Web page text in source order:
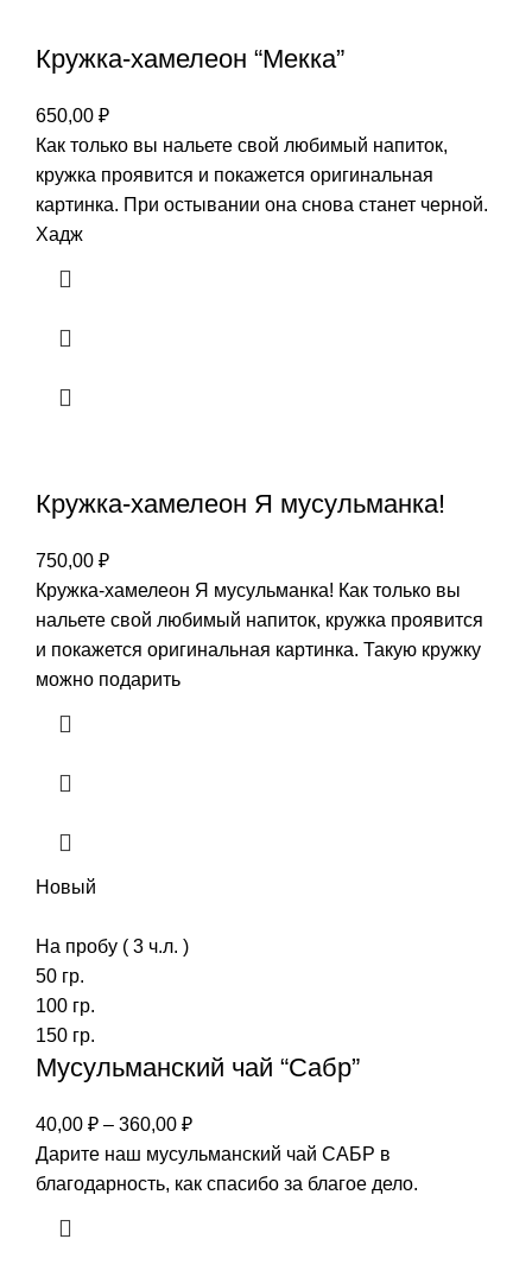
Кружка-хамелеон “Мекка”
650,00 ₽
Как только вы нальете свой любимый напиток,
кружка проявится и покажется оригинальная
картинка. При остывании она снова станет черной.
Хадж
Кружка-хамелеон Я мусульманка!
750,00 ₽
Кружка-хамелеон Я мусульманка! Как только вы
нальете свой любимый напиток, кружка проявится
и покажется оригинальная картинка. Такую кружку
можно подарить
Новый
На пробу ( 3 ч.л. )
50 гр.
100 гр.
150 гр.
Мусульманский чай “Сабр”
40,00 ₽ – 360,00 ₽
Дарите наш мусульманский чай САБР в
благодарность, как спасибо за благое дело.